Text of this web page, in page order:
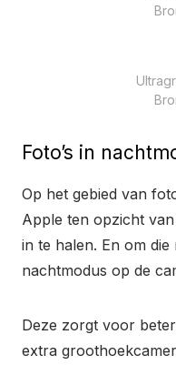
Foto’s in
Op het gebied van
Apple ten opzicht
in te halen. En om
nachtmodus op de
Deze zorgt voor
extra